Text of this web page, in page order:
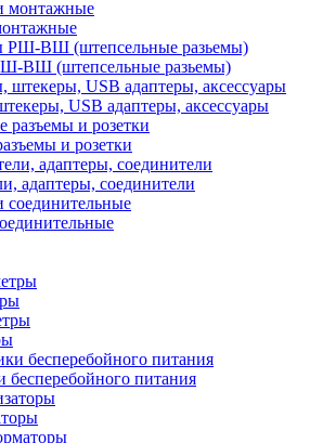
ВШ (штепсельные разьемы)
USB адаптеры, аксессуары
и розетки
адаптеры, соединители
бесперебойного питания